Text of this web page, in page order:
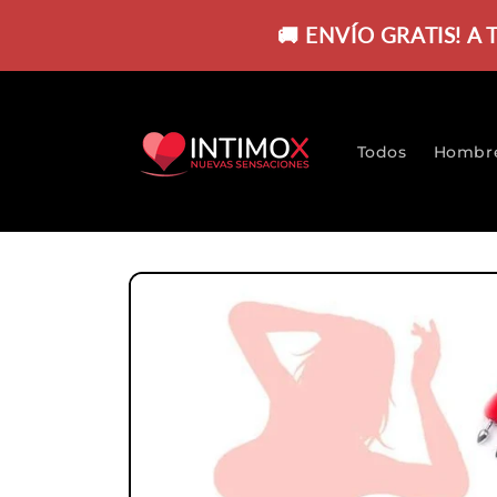
🚚 ENVÍO GRATIS! A
Todos
directamente
información
del producto